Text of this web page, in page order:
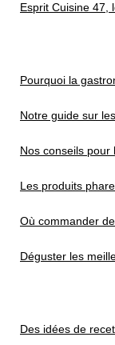
Esprit Cuisine 47,
Pourquoi la
Notre guide sur
Nos conseils pour
Les produits
Où commander
Déguster les
Des idées de